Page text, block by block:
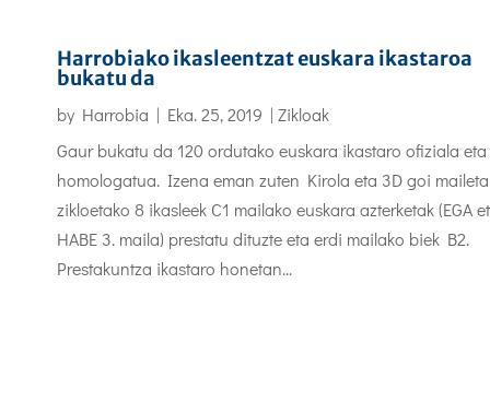
Harrobiako ikasleentzat euskara ikastaroa
bukatu da
by Harrobia | Eka. 25, 2019 | Zikloak
Gaur bukatu da 120 ordutako euskara ikastaro ofiziala eta
homologatua. Izena eman zuten Kirola eta 3D goi
zikloetako 8 ikasleek C1 mailako euskara azterketak (EGA
HABE 3. maila) prestatu dituzte eta erdi mailako biek B2.
Prestakuntza ikastaro honetan...